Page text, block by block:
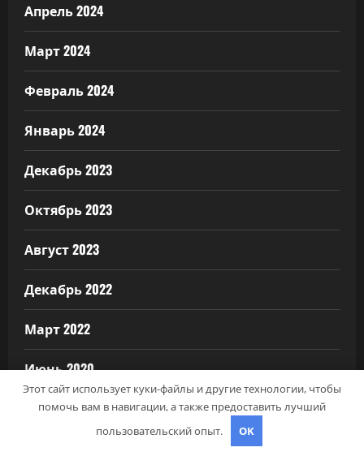
Апрель 2024
Март 2024
Февраль 2024
Январь 2024
Декабрь 2023
Октябрь 2023
Август 2023
Декабрь 2022
Март 2022
Июнь 2020
Май 2020
Этот сайт использует куки-файлы и другие технологии, чтобы
помочь вам в навигации, а также предоставить лучший
пользовательский опыт.
OK